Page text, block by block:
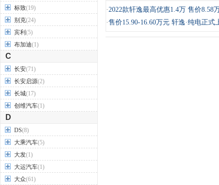
标致(19)
别克(24)
宾利 (5)
布加迪(1)
C
长安(71)
长安启源(2)
长城(17)
创维汽车(1)
D
DS(8)
大乘汽车(5)
大发(1)
大运汽车(1)
大众(61)
·2022款轩逸最高优惠1.4万 售价8.58
·售价15.90-16.60万元 轩逸·纯电正式